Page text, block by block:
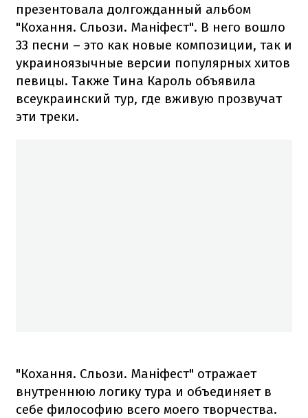
презентовала долгожданный альбом
"Кохання. Сльози. Маніфест". В него вошло
33 песни – это как новые композиции, так и
украиноязычные версии популярных хитов
певицы. Также Тина Кароль объявила
всеукраинский тур, где вживую прозвучат
эти треки.
"Кохання. Сльози. Маніфест" отражает
внутреннюю логику тура и объединяет в
себе философию всего моего творчества.